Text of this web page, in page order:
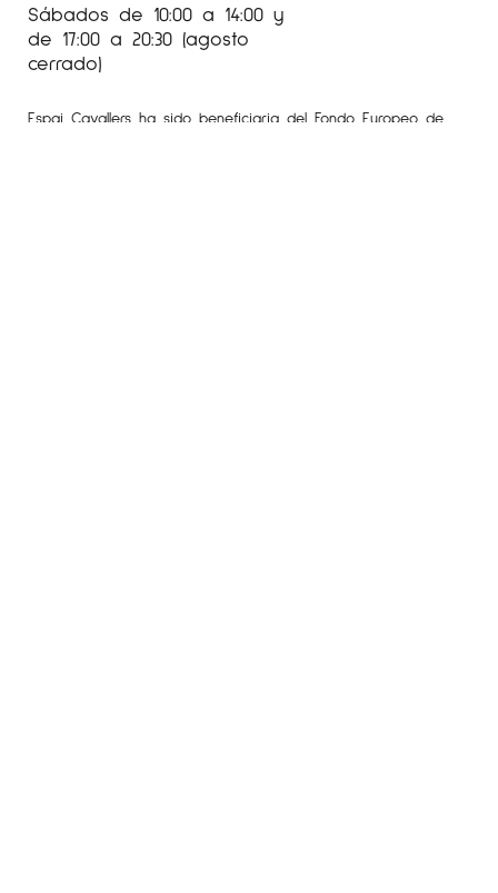
Sábados de 10:00 a 14:00 y
de 17:00 a 20:30 (agosto
cerrado)
Espai Cavallers ha sido beneficiaria del Fondo Europeo de